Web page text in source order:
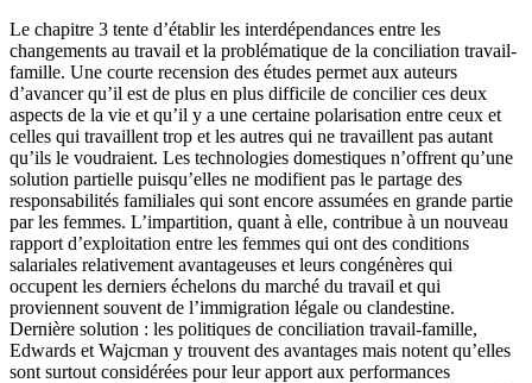
Le chapitre 3 tente d’établir les interdépendances entre les
changements au travail et la problématique de la conciliation travail-
famille. Une courte recension des études permet aux auteurs
d’avancer qu’il est de plus en plus difficile de concilier ces deux
aspects de la vie et qu’il y a une certaine polarisation entre ceux et
celles qui travaillent trop et les autres qui ne travaillent pas autant
qu’ils le voudraient. Les technologies domestiques n’offrent qu’une
solution partielle puisqu’elles ne modifient pas le partage des
responsabilités familiales qui sont encore assumées en grande partie
par les femmes. L’impartition, quant à elle, contribue à un nouveau
rapport d’exploitation entre les femmes qui ont des conditions
salariales relativement avantageuses et leurs congénères qui
occupent les derniers échelons du marché du travail et qui
proviennent souvent de l’immigration légale ou clandestine.
Dernière solution : les politiques de conciliation travail-famille,
Edwards et Wajcman y trouvent des avantages mais notent qu’elles
sont surtout considérées pour leur apport aux performances